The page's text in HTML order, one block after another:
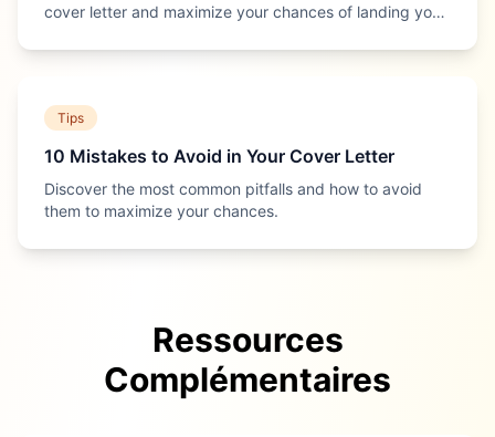
cover letter and maximize your chances of landing your
Tips
10 Mistakes to Avoid in Your Cover Letter
Discover the most common pitfalls and how to avoid
them to maximize your chances.
Ressources
Complémentaires